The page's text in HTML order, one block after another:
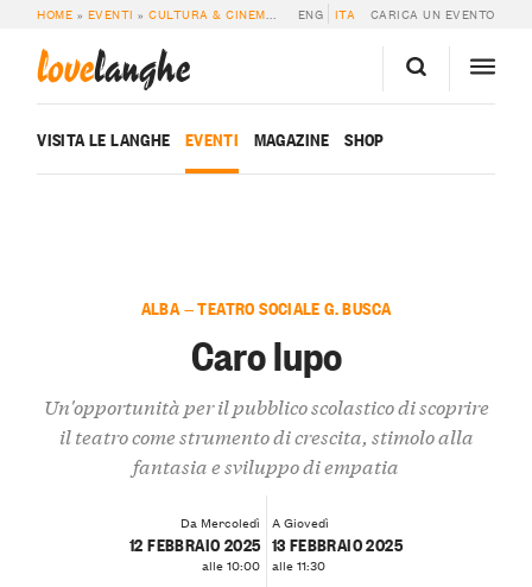
HOME » EVENTI »CULTURA & CINEMA » CARO LUPO
ENG ITA CARICA UN EVENTO
lovelanghe
VISITA LE LANGHE EVENTI MAGAZINE SHOP
ALBA — TEATRO SOCIALE G. BUSCA
Caro lupo
Un'opportunità per il pubblico scolastico di scoprire
il teatro come strumento di crescita, stimolo alla
fantasia e sviluppo di empatia
Da Mercoledì
12 FEBBRAIO 2025
alle 10:00
A Giovedì
13 FEBBRAIO 2025
alle 11:30